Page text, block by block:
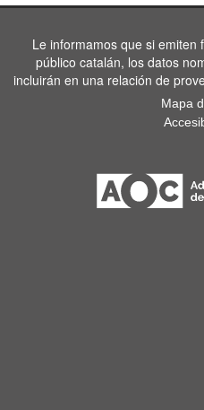
Le informamos que si emiten
público catalán, los datos
incluirán en una relación de
Mapa